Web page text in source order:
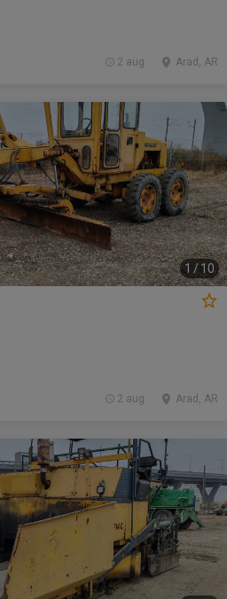
Arad, AR
2 aug.
1 /10
Arad, AR
2 aug.